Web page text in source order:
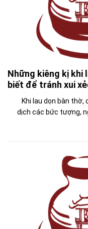
Những kiêng kị khi
biết để tránh xui
Khi lau dọn bàn
dịch các bức tượng,